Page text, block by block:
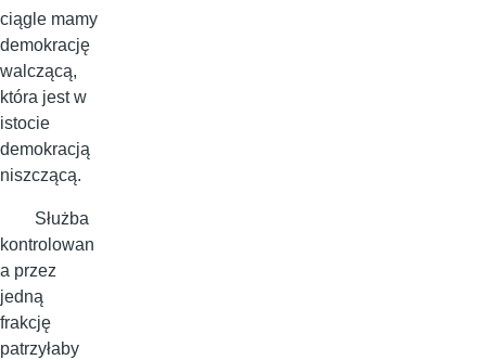
ciągle mamy
demokrację
walczącą,
która jest w
istocie
demokracją
niszczącą.
Służba
kontrolowan
a przez
jedną
frakcję
patrzyłaby